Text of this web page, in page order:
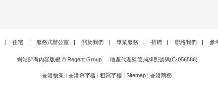
| 住宅 | 服務式辦公室 | 關於我們 | 專業服務 | 招聘 | 聯絡我們 | 參
網站所有內容版權 © Regent Group. 地產代理監管局牌照號碼(C-056586)
香港物業 | 香港寫字樓 | 租寫字樓 | Sitemap | 香港商務